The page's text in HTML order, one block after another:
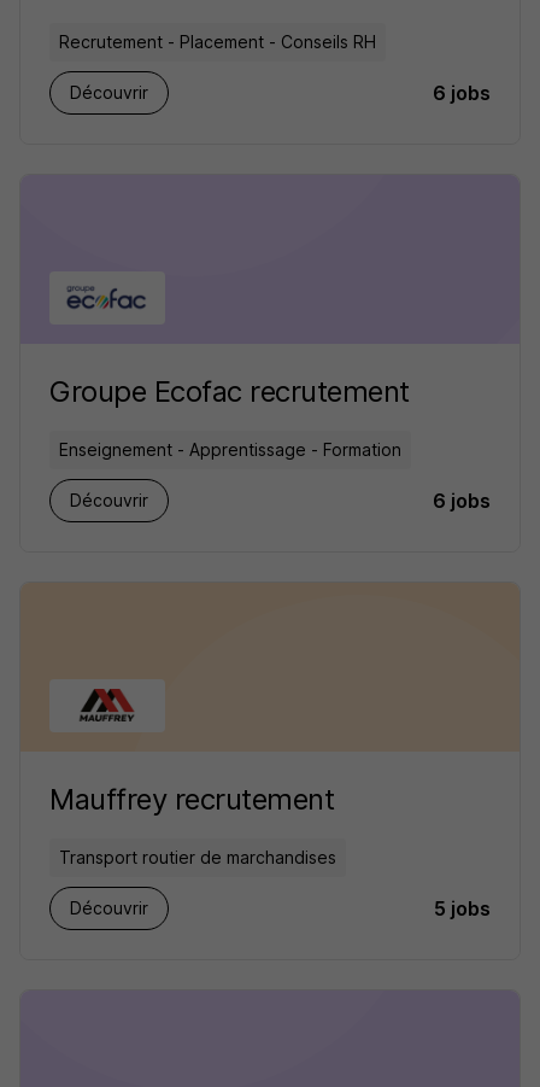
Recrutement - Placement - Conseils RH
Découvrir 6 jobs
Groupe Ecofac recrutement
Enseignement - Apprentissage - Formation
Découvrir 6 jobs
Mauffrey recrutement
Transport routier de marchandises
Découvrir 5 jobs